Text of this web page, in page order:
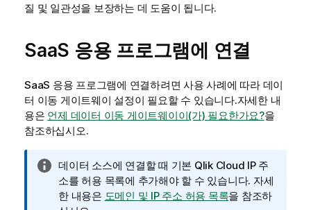
질 및 일관성을 보장하는 데 도움이 됩니다.
SaaS 응용 프로그램에 연결
SaaS 응용 프로그램에 연결하려면 사용 사례에 따라 데이
터 이동 게이트웨이 설정이 필요할 수 있습니다.자세한 내
용은 언제 데이터 이동 게이트웨이이(가) 필요한가요?을
참조하십시오.
정
보
메
데이터 소스에 연결할 때 기본 Qlik Cloud IP 주
소를 허용 목록에 추가해야 할 수 있습니다. 자세
한 내용은 도메인 및 IP 주소 허용 목록을 참조하